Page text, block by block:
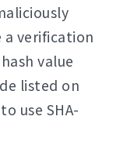
a verification
value
listed on
use SHA-